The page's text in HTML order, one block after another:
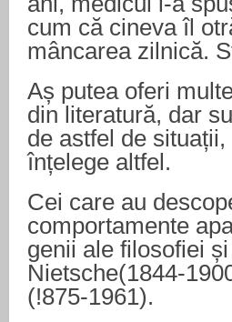
cum că cineva îl
mâncarea zilnică.
Aș putea oferi
din literatură, dar
de astfel de
înțelege altfel.
Cei care au
comportamente
genii ale filosofiei
Nietsche(1844-
(!875-1961).